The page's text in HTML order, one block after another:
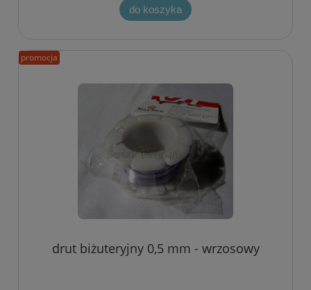
do koszyka
drut biżuteryjny 0,5 mm - wrzosowy
promocja